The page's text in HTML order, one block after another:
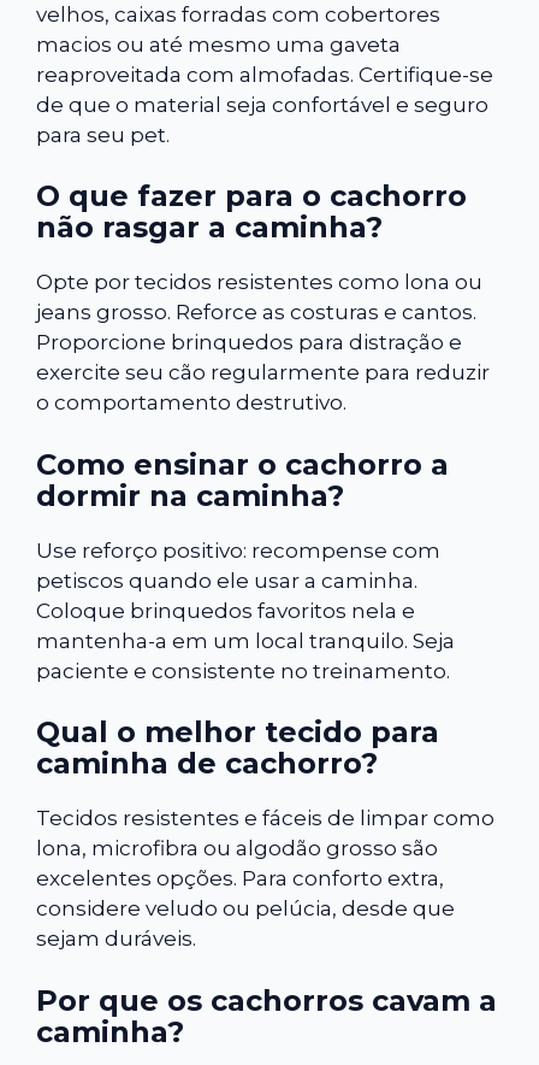
velhos, caixas forradas com cobertores
macios ou até mesmo uma gaveta
reaproveitada com almofadas. Certifique-se
de que o material seja confortável e seguro
para seu pet.
O que fazer para o cachorro
não rasgar a caminha?
Opte por tecidos resistentes como lona ou
jeans grosso. Reforce as costuras e cantos.
Proporcione brinquedos para distração e
exercite seu cão regularmente para reduzir
o comportamento destrutivo.
Como ensinar o cachorro a
dormir na caminha?
Use reforço positivo: recompense com
petiscos quando ele usar a caminha.
Coloque brinquedos favoritos nela e
mantenha-a em um local tranquilo. Seja
paciente e consistente no treinamento.
Qual o melhor tecido para
caminha de cachorro?
Tecidos resistentes e fáceis de limpar como
lona, microfibra ou algodão grosso são
excelentes opções. Para conforto extra,
considere veludo ou pelúcia, desde que
sejam duráveis.
Por que os cachorros cavam a
caminha?